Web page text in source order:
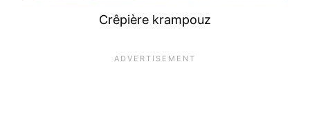
Crêpière krampouz